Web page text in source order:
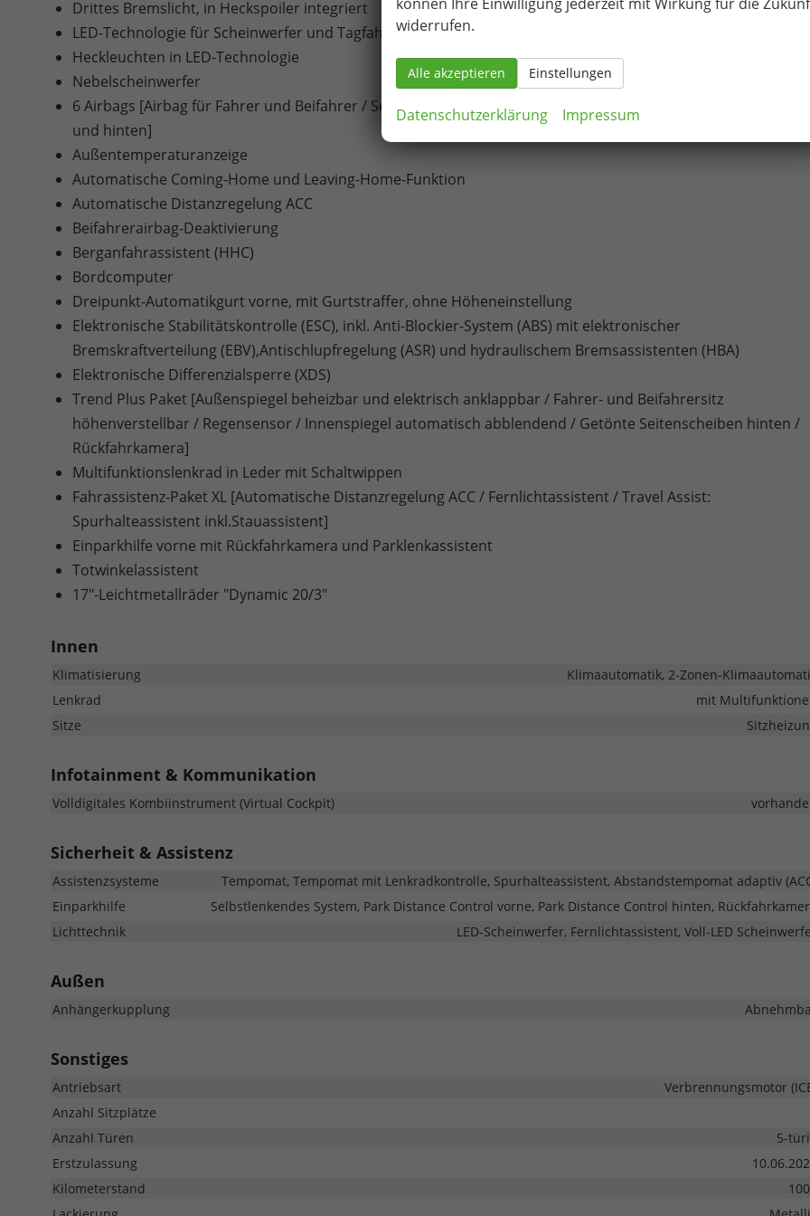
Drittes Bremslicht, in Heckspoiler integriert
LED-Technologie für Scheinwerfer und Tagfahrlicht
Heckleuchten in LED-Technologie
Nebelscheinwerfer
6 Airbags [Airbag für Fahrer und Beifahrer / Seitenairbag für Fahrer und Beifahrer / Kopfairbag-System,
und hinten]
Außentemperaturanzeige
Automatische Coming-Home und Leaving-Home-Funktion
Automatische Distanzregelung ACC
Beifahrerairbag-Deaktivierung
Berganfahrassistent (HHC)
Bordcomputer
Dreipunkt-Automatikgurt vorne, mit Gurtstraffer, ohne Höheneinstellung
Elektronische Stabilitätskontrolle (ESC), inkl. Anti-Blockier-System (ABS) mit elektronischer
Bremskraftverteilung (EBV),Antischlupfregelung (ASR) und hydraulischem Bremsassistenten (HBA)
Elektronische Differenzialsperre (XDS)
Trend Plus Paket [Außenspiegel beheizbar und elektrisch anklappbar / Fahrer- und Beifahrersitz
höhenverstellbar / Regensensor / Innenspiegel automatisch abblendend / Getönte Seitenscheiben hinten /
Rückfahrkamera]
Multifunktionslenkrad in Leder mit Schaltwippen
Fahrassistenz-Paket XL [Automatische Distanzregelung ACC / Fernlichtassistent / Travel Assist:
Spurhalteassistent inkl.Stauassistent]
Einparkhilfe vorne mit Rückfahrkamera und Parklenkassistent
Totwinkelassistent
17"-Leichtmetallräder "Dynamic 20/3"
Innen
Klimatisierung
Klimaautomatik, 2-Zonen-
Lenkrad
mit
Sitze
Infotainment & Kommunikation
Volldigitales Kombiinstrument (Virtual Cockpit)
Sicherheit & Assistenz
Assistenzsysteme
Tempomat, Tempomat mit Lenkradkontrolle, Spurhalteassistent, Abstandstempomat adaptiv
Einparkhilfe
Selbstlenkendes System, Park Distance Control vorne, Park Distance Control hinten,
Lichttechnik
LED-Scheinwerfer, Fernlichtassistent, Voll-LED
Außen
Anhängerkupplung
Sonstiges
Antriebsart
Verbrennungsmotor
Anzahl Sitzplätze
Anzahl Türen
5-
Erstzulassung
Kilometerstand
widerrufen.
Alle akzeptieren Einstellungen
Datenschutzerklärung Impressum